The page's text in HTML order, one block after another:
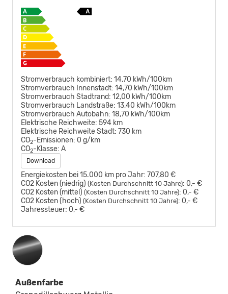
Stromverbrauch kombiniert: 14,70 kWh/100km
Stromverbrauch Innenstadt: 14,70 kWh/100km
Stromverbrauch Stadtrand: 12,00 kWh/100km
Stromverbrauch Landstraße: 13,40 kWh/100km
Stromverbrauch Autobahn: 18,70 kWh/100km
Elektrische Reichweite: 594 km
Elektrische Reichweite Stadt: 730 km
CO2-Emissionen: 0 g/km
CO2-Klasse: A
Download
Energiekosten bei 15.000 km pro Jahr: 707,80 €
CO2 Kosten (niedrig) (Kosten Durchschnitt 10 Jahre): 0,- €
CO2 Kosten (mittel) (Kosten Durchschnitt 10 Jahre): 0,- €
CO2 Kosten (hoch) (Kosten Durchschnitt 10 Jahre): 0,- €
Jahressteuer: 0,- €
Außenfarbe